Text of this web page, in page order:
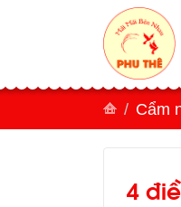
Cẩm
4